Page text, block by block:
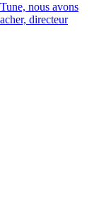
nous avons
directeur